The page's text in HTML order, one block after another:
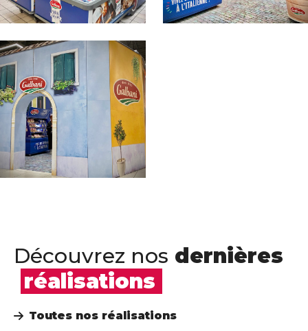
Découvrez nos dernières
réalisations
Toutes nos réalisations